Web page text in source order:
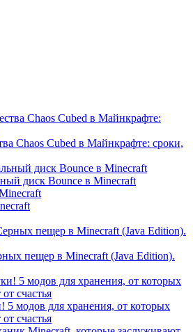
Chaos Cubed в Майнкрафте: сроки,
диск Bounce в Minecraft
пещер в Minecraft (Java Edition).
5 модов для хранения, от которых
счастья